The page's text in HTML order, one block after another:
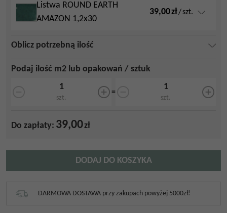
Listwa ROUND EARTH
AMAZON 1,2x30
39,00zł/szt.
Oblicz potrzebną ilość
Podaj ilość m2 lub opakowań / sztuk
szt.
=
szt.
Do zapłaty: 39,00zł
DODAJ DO KOSZYKA
DARMOWA DOSTAWA przy zakupach powyżej 5000zł!